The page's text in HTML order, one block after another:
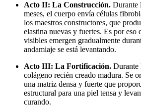
Acto II: La Construcción. Durante
meses, el cuerpo envía células
los maestros constructores, que
elastina nuevas y fuertes. Es por eso
visibles emergen gradualmente
andamiaje se está levantando.
Acto III: La Fortificación. Durante
colágeno recién creado madura. Se
una matriz densa y fuerte que
estructural para una piel tensa y
curando.